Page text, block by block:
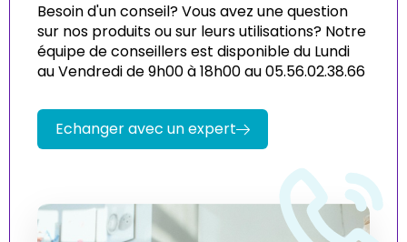
Besoin d'un conseil? Vous avez une question
sur nos produits ou sur leurs utilisations? Notre
équipe de conseillers est disponible du Lundi
au Vendredi de 9h00 à 18h00 au 05.56.02.38.66
Echanger avec un expert